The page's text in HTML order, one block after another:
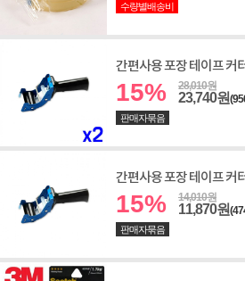
수량별배송비
간편사용 포장 테이프 커
15% 28,010원
23,740원
판매자묶음
간편사용 포장 테이프 커
15% 14,010원
11,870원
판매자묶음